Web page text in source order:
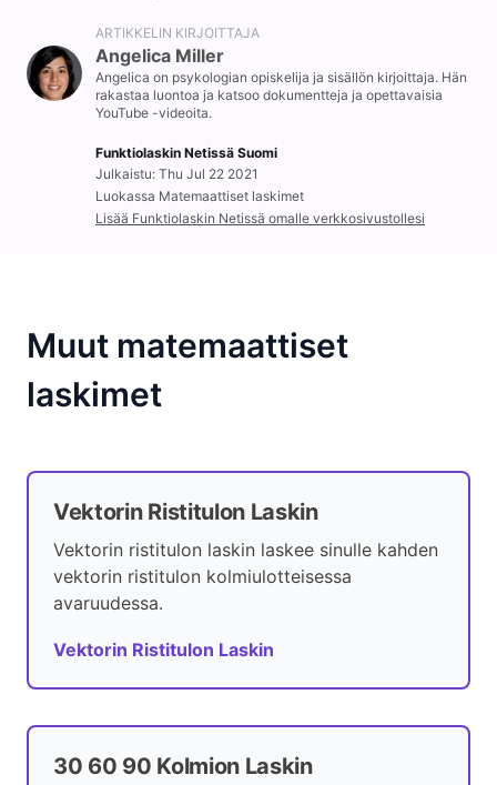
ARTIKKELIN KIRJOITTAJA
Angelica Miller
Angelica on psykologian opiskelija ja sisällön kirjoittaja. Hän
rakastaa luontoa ja katsoo dokumentteja ja opettavaisia
YouTube -videoita.
Funktiolaskin Netissä Suomi
Julkaistu: Thu Jul 22 2021
Luokassa Matemaattiset laskimet
Lisää Funktiolaskin Netissä omalle verkkosivustollesi
Muut matemaattiset
laskimet
Vektorin Ristitulon Laskin
Vektorin ristitulon laskin laskee sinulle kahden
vektorin ristitulon kolmiulotteisessa
avaruudessa.
Vektorin Ristitulon Laskin
30 60 90 Kolmion Laskin